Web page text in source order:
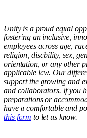
Unity is a proud equal
fostering an inclusive,
employees across age,
religion, disability, sex,
orientation, or any other
applicable law. Our
support the growing and
and collaborators. If you
preparations or
have a comfortable and
this form to let us know.